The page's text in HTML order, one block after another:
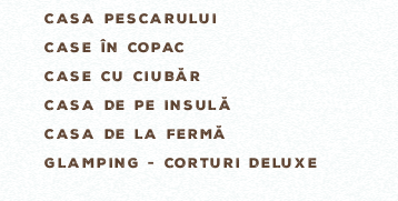
CASA PESCARULUI
CASE ÎN COPAC
CASE CU CIUBĂR
CASA DE PE INSULĂ
CASA DE LA FERMĂ
GLAMPING - CORTURI DELUXE